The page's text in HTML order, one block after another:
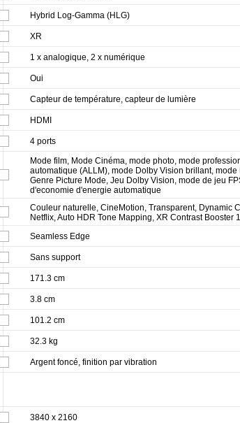
Hybrid Log-Gamma (HLG)
XR
1 x analogique, 2 x numérique
Oui
Capteur de température, capteur de lumière
HDMI
4 ports
Mode film, Mode Cinéma, mode photo, mode
automatique (ALLM), mode Dolby Vision brillant,
Genre Picture Mode, Jeu Dolby Vision, mode de jeu
d'economie d'energie automatique
Couleur naturelle, CineMotion, Transparent, Dynamic
Netflix, Auto HDR Tone Mapping, XR Contrast Booster
Seamless Edge
Sans support
171.3 cm
3.8 cm
101.2 cm
32.3 kg
Argent foncé, finition par vibration
3840 x 2160